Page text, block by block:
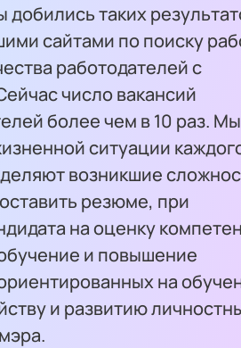
таких
сайтами по поиску
работодателей с
число вакансий
более чем в 10 раз. Мы
ситуации
возникшие
резюме, при
на оценку
и повышение
на
и развитию